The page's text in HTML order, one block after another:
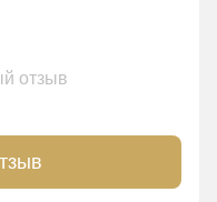
отзыв